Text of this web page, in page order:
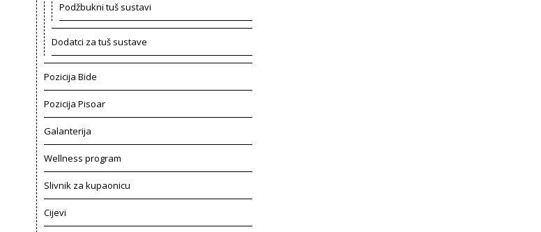
Podžbukni tuš sustavi
Dodatci za tuš sustave
Pozicija Bide
Pozicija Pisoar
Galanterija
Wellness program
Slivnik za kupaonicu
Cijevi